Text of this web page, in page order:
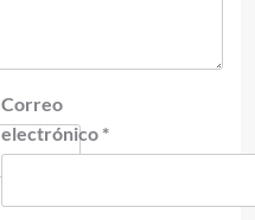
Correo
electrónico *